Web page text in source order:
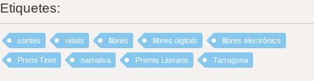
Etiquetes:
contes relats llibres llibres digitals llibres electrònics
Premi Tinet narrativa Premis Literaris Tarragona